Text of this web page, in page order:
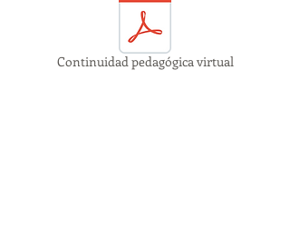
Continuidad pedagógica virtual